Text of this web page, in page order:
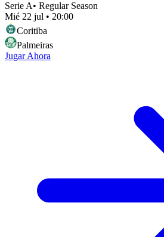
Serie A• Regular Season
Mié 22 jul • 20:00
Coritiba
Palmeiras
Jugar Ahora